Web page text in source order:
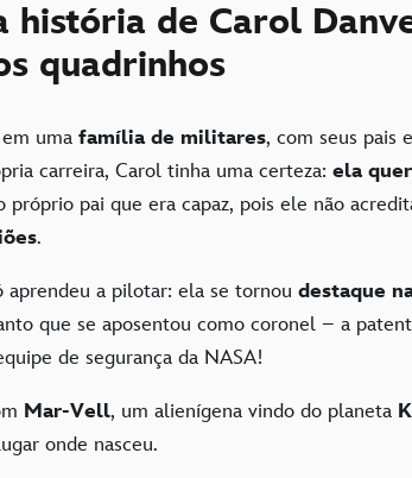
história de Carol
quadrinhos
uma família de militares, com seus pais
carreira, Carol tinha uma certeza: ela
próprio pai que era capaz, pois ele não
.
aprendeu a pilotar: ela se tornou destaque
que se aposentou como coronel – a
de segurança da NASA!
Mar-Vell, um alienígena vindo do planeta
onde nasceu.